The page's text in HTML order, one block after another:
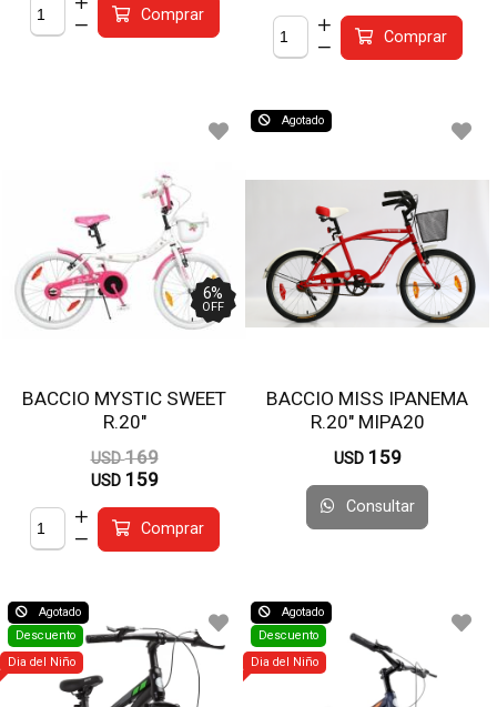
Comprar
Comprar
BACCIO MYSTIC SWEET
R.20"
6%
OFF
USD 169
USD 159
Comprar
Agotado
BACCIO MISS IPANEMA
R.20" MIPA20
USD 159
Consultar
Agotado
Descuento
Dia del Niño
Agotado
Descuento
Dia del Niño